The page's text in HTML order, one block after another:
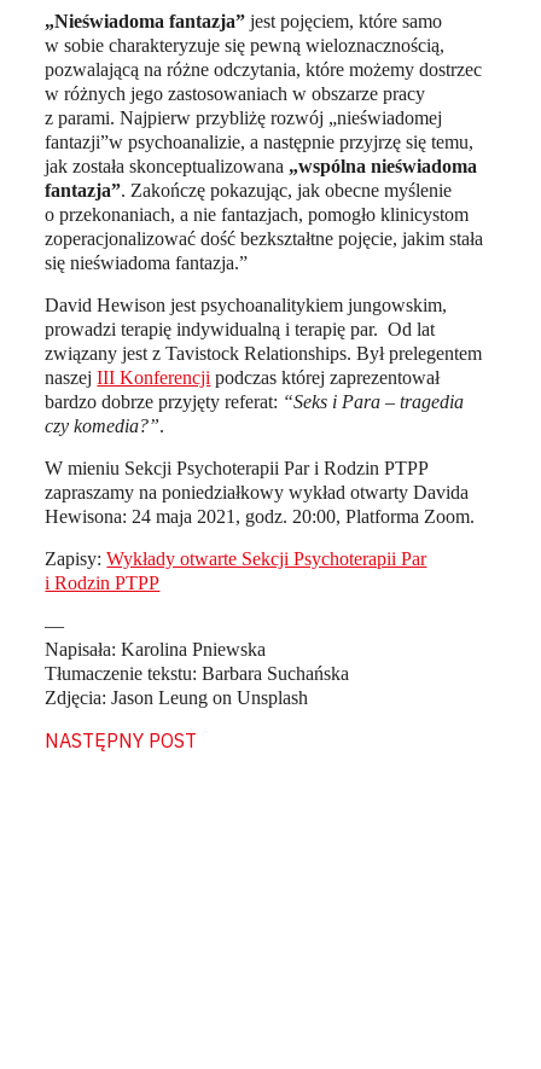
„Nieświadoma fantazja” jest pojęciem, które samo
w sobie charakteryzuje się pewną wieloznacznością,
pozwalającą na różne odczytania, które możemy dostrzec
w różnych jego zastosowaniach w obszarze pracy
z parami. Najpierw przybliżę rozwój „nieświadomej
fantazji”w psychoanalizie, a następnie przyjrzę się temu,
jak została skonceptualizowana „wspólna nieświadoma
fantazja”. Zakończę pokazując, jak obecne myślenie
o przekonaniach, a nie fantazjach, pomogło klinicystom
zoperacjonalizować dość bezkształtne pojęcie, jakim stała
się nieświadoma fantazja.”
David Hewison jest psychoanalitykiem jungowskim,
prowadzi terapię indywidualną i terapię par. Od lat
związany jest z Tavistock Relationships. Był prelegentem
naszejIII Konferencji podczas której zaprezentował
bardzo dobrze przyjęty referat: “Seks i Para – tragedia
czy komedia?”.
W mieniu Sekcji Psychoterapii Par i Rodzin PTPP
zapraszamy na poniedziałkowy wykład otwarty Davida
Hewisona: 24 maja 2021, godz. 20:00, Platforma Zoom.
Zapisy:Wykłady otwarte Sekcji Psychoterapii Par
i Rodzin PTPP
—
Napisała: Karolina Pniewska
Tłumaczenie tekstu: Barbara Suchańska
Zdjęcia: Jason Leung on Unsplash
NASTĘPNY POST